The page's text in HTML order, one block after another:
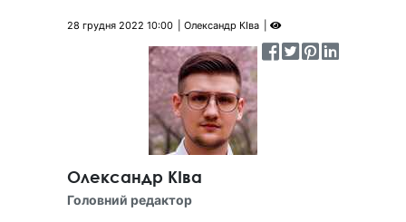
28 грудня 2022 10:00 Олександр КІва
Олександр КІва
Головний редактор